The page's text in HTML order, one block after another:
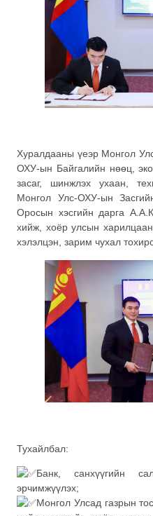
Хуралдааны үеэр Монгол
ОХУ-ын Байгалийн нөөц,
засаг, шинжлэх ухаан,
Монгол Улс-ОХУ-ын
Оросын хэсгийн дарга
хийж, хоёр улсын
хэлэлцэн, зарим чухал
Тухайлбал:
Банк, санхүүгийн
эрчимжүүлэх;
Монгол Улсад газрын